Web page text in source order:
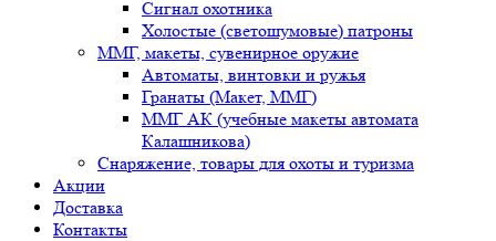
Сигнал охотника
Холостые (светошумовые) патроны
ММГ, макеты, сувенирное оружие
Автоматы, винтовки и ружья
Гранаты (Макет, ММГ)
ММГ АК (учебные макеты автомата
Калашникова)
Снаряжение, товары для охоты и туризма
Акции
Доставка
Контакты